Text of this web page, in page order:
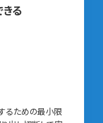
る
るための最小限